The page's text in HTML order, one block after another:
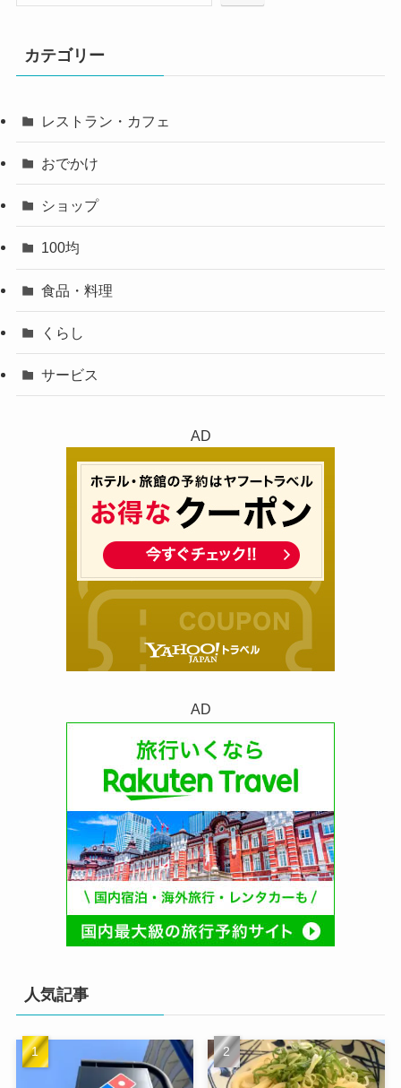
カテゴリー
レストラン・カフェ
おでかけ
ショップ
100均
食品・料理
くらし
サービス
AD
AD
人気記事